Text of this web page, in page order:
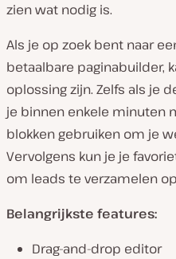
zien wat nodig is.
Als je op zoek bent naar
betaalbare paginabuilder,
oplossing zijn. Zelfs als je
je binnen enkele minuten
blokken gebruiken om je
Vervolgens kun je je
om leads te verzamelen
Belangrijkste features:
Drag-and-drop editor